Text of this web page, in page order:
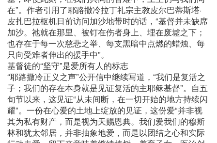
在”。作者引用了耶路撒冷拉丁礼宗主教皮尔巴蒂斯塔·
皮扎巴拉枢机日前访问加沙地带时的话，“基督并未缺席
加沙。祂就在那里、被钉在伤者身上、埋在废墟之下；
也存在于每一次慈悲之举、每支黑暗中点燃的蜡烛、每
只向受难者伸出的援手中”。
基督徒的“坚守”是爱所有人的标志
“耶路撒冷正义之声”公开信中继续写道，“我们是复活之
子；我们的存在本身就是见证复活的主耶稣基督”。自五
旬节以来，这见证“从未间断，在一切开始的地方持续闪
耀”。一份在心爱的土地上绽放的见证，这份爱“并非视
其为私有财产，而是视为天赐恩典。我们爱我们的穆斯
林和犹太邻居，并非抽象地爱，而是以团结之心和实际